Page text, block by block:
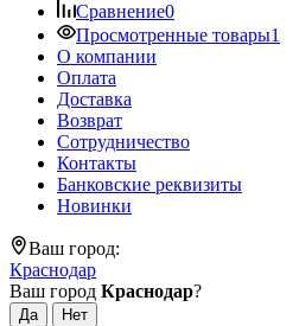
Сравнение0
Просмотренные товары1
О компании
Оплата
Доставка
Возврат
Сотрудничество
Контакты
Банковские реквизиты
Новинки
Ваш город:
Краснодар
Ваш город Краснодар?